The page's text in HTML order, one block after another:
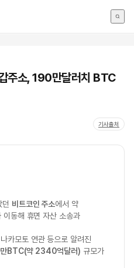
주소, 190만달러치 BTC
기사출처
비트코인 주소에서 약
이동해 휴면 자산 소송과
카모토 연관 등으로 알려진
BTC(약 2340억달러) 규모가